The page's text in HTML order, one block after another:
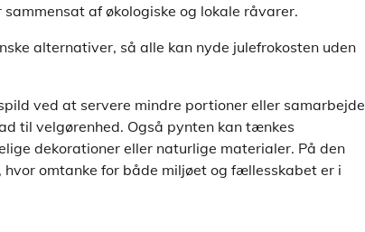
af økologiske og lokale råvarer.
alternativer, så alle kan nyde julefrokosten uden
ved at servere mindre portioner eller samarbejde
til velgørenhed. Også pynten kan tænkes
dekorationer eller naturlige materialer. På den
omtanke for både miljøet og fællesskabet er i